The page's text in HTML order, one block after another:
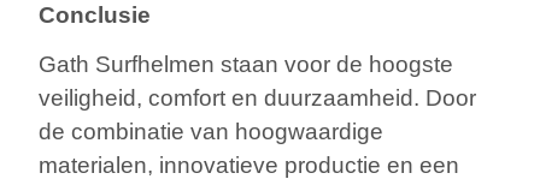
Conclusie
Gath Surfhelmen staan voor de hoogste
veiligheid, comfort en duurzaamheid. Door
de combinatie van hoogwaardige
materialen, innovatieve productie en een